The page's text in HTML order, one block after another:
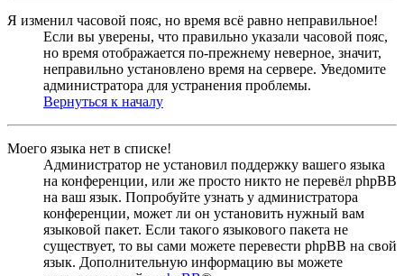
Я изменил часовой пояс, но время всё равно неправильное!
Если вы уверены, что правильно указали часовой пояс,
но время отображается по-прежнему неверное, значит,
неправильно установлено время на сервере. Уведомите
администратора для устранения проблемы.
Вернуться к началу
Моего языка нет в списке!
Администратор не установил поддержку вашего языка
на конференции, или же просто никто не перевёл phpBB
на ваш язык. Попробуйте узнать у администратора
конференции, может ли он установить нужный вам
языковой пакет. Если такого языкового пакета не
существует, то вы сами можете перевести phpBB на свой
язык. Дополнительную информацию вы можете